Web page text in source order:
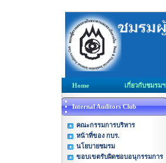
Home เกี่ยวกับชมรมฯ
Internal Auditors Club
คณะกรรมการบริหาร
หน้าที่ของ กบร.
นโยบายชมรม
ขอบเขตรับผิดชอบอนุกรรมการ